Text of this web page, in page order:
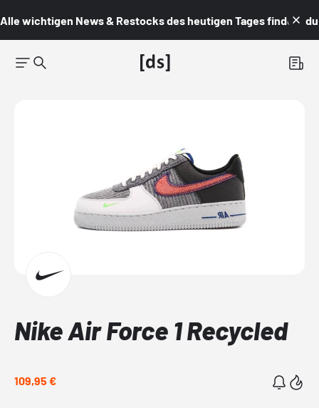
Alle wichtigen News & Restocks des heutigen Tages findest du
Nike Air Force 1 Recycled
109,95 €